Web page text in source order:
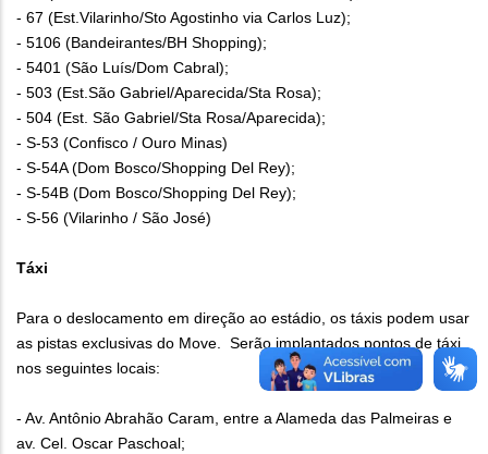
- 67 (Est.Vilarinho/Sto Agostinho via Carlos Luz);
- 5106 (Bandeirantes/BH Shopping);
- 5401 (São Luís/Dom Cabral);
- 503 (Est.São Gabriel/Aparecida/Sta Rosa);
- 504 (Est. São Gabriel/Sta Rosa/Aparecida);
- S-53 (Confisco / Ouro Minas)
- S-54A (Dom Bosco/Shopping Del Rey);
- S-54B (Dom Bosco/Shopping Del Rey);
- S-56 (Vilarinho / São José)
Táxi
Para o deslocamento em direção ao estádio, os táxis podem usar
as pistas exclusivas do Move. Serão implantados pontos de táxi
nos seguintes locais:
- Av. Antônio Abrahão Caram, entre a Alameda das Palmeiras e
av. Cel. Oscar Paschoal;